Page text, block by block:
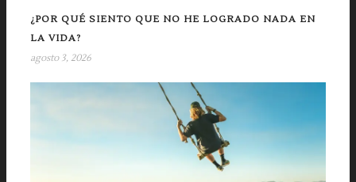
¿POR QUÉ SIENTO QUE NO HE LOGRADO NADA EN
LA VIDA?
agosto 3, 2026